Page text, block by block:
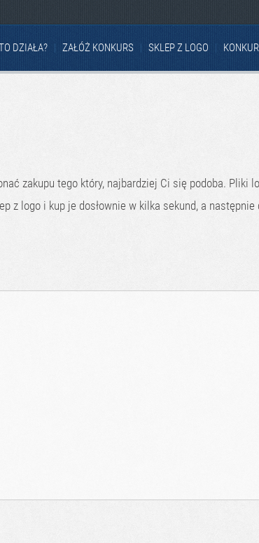
DZIAŁA? ZAŁÓŻ KONKURS SKLEP Z LOGO
zakupu tego który, najbardziej Ci się podoba. Pliki
z logo i kup je dosłownie w kilka sekund, a